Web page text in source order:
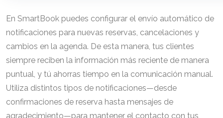
En SmartBook puedes configurar el envío automático de
notificaciones para nuevas reservas, cancelaciones y
cambios en la agenda. De esta manera, tus clientes
siempre reciben la información más reciente de manera
puntual, y tú ahorras tiempo en la comunicación manual.
Utiliza distintos tipos de notificaciones—desde
confirmaciones de reserva hasta mensajes de
agradecimiento—para mantener el contacto con tus